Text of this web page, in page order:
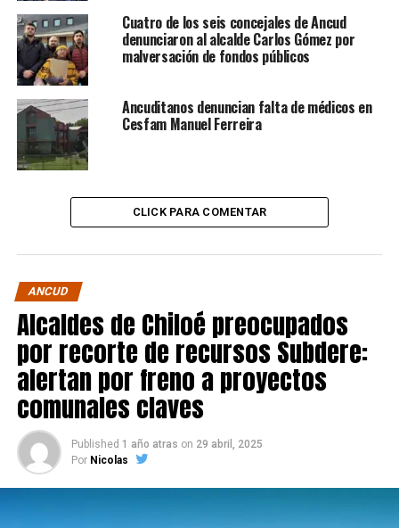
Cuatro de los seis concejales de Ancud
denunciaron al alcalde Carlos Gómez por
malversación de fondos públicos
Ancuditanos denuncian falta de médicos en
Cesfam Manuel Ferreira
CLICK PARA COMENTAR
ANCUD
Alcaldes de Chiloé preocupados
por recorte de recursos Subdere:
alertan por freno a proyectos
comunales claves
Published 1 año atras on 29 abril, 2025
Por Nicolas